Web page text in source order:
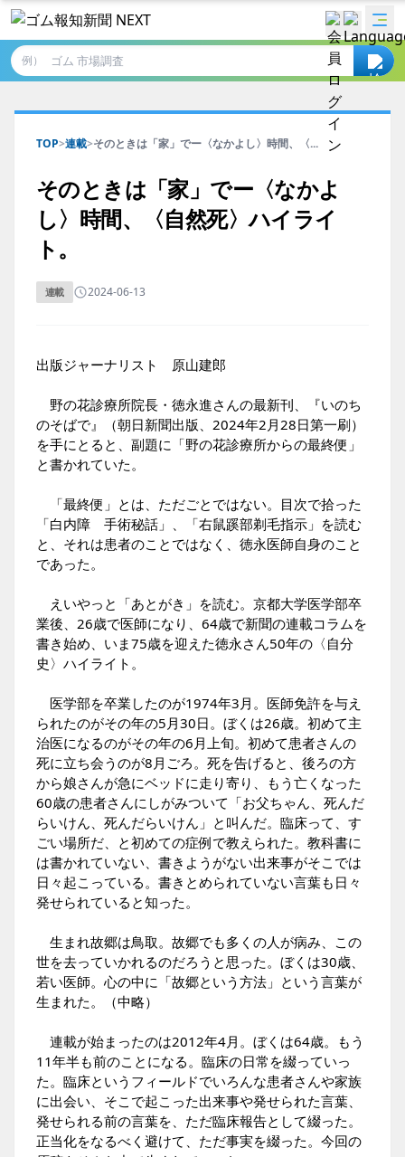
例）
TOP>連載>そのときは「家」でー〈なかよし〉時間、〈...
そのときは「家」でー〈なかよ
し〉時間、〈自然死〉ハイライ
ト。
連載 2024-06-13
出版ジャーナリスト 原山建郎
野の花診療所院長・徳永進さんの最新刊、『いのち
のそばで』（朝日新聞出版、2024年2月28日第一刷）
を手にとると、副題に「野の花診療所からの最終便」
と書かれていた。
「最終便」とは、ただごとではない。目次で拾った
「白内障 手術秘話」、「右鼠蹊部剃毛指示」を読む
と、それは患者のことではなく、徳永医師自身のこと
であった。
えいやっと「あとがき」を読む。京都大学医学部卒
業後、26歳で医師になり、64歳で新聞の連載コラムを
書き始め、いま75歳を迎えた徳永さん50年の〈自分
史〉ハイライト。
医学部を卒業したのが1974年3月。医師免許を与え
られたのがその年の5月30日。ぼくは26歳。初めて主
治医になるのがその年の6月上旬。初めて患者さんの
死に立ち会うのが8月ごろ。死を告げると、後ろの方
から娘さんが急にベッドに走り寄り、もう亡くなった
60歳の患者さんにしがみついて「お父ちゃん、死んだ
らいけん、死んだらいけん」と叫んだ。臨床って、す
ごい場所だ、と初めての症例で教えられた。教科書に
は書かれていない、書きようがない出来事がそこでは
日々起こっている。書きとめられていない言葉も日々
発せられていると知った。
生まれ故郷は鳥取。故郷でも多くの人が病み、この
世を去っていかれるのだろうと思った。ぼくは30歳、
若い医師。心の中に「故郷という方法」という言葉が
生まれた。
（中略）
連載が始まったのは2012年4月。ぼくは64歳。もう
11年半も前のことになる。臨床の日常を綴っていっ
た。臨床というフィールドでいろんな患者さんや家族
に出会い、そこで起こった出来事や発せられた言葉、
発せられる前の言葉を、ただ臨床報告として綴った。
正当化をなるべく避けて、ただ事実を綴った。今回の